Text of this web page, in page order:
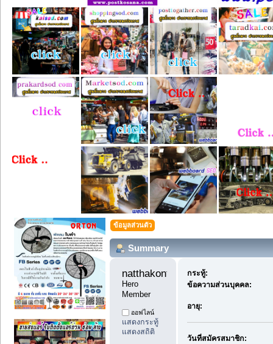
ข้อมูลส่วนตัว
Summary
Hero
Member
ออฟไลน์
แสดงกระทู้
แสดงสถิติ
กระทู้:
ข้อความส่วนบุคคล:
อายุ:
วันที่สมัครสมาชิก: